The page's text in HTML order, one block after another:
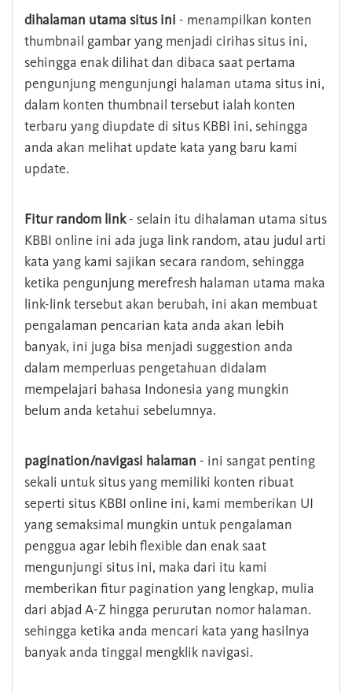
dihalaman utama situs ini - menampilkan konten
thumbnail gambar yang menjadi cirihas situs ini,
sehingga enak dilihat dan dibaca saat pertama
pengunjung mengunjungi halaman utama situs ini,
dalam konten thumbnail tersebut ialah konten
terbaru yang diupdate di situs KBBI ini, sehingga
anda akan melihat update kata yang baru kami
update.
Fitur random link- selain itu dihalaman utama situs
KBBI online ini ada juga link random, atau judul arti
kata yang kami sajikan secara random, sehingga
ketika pengunjung merefresh halaman utama maka
link-link tersebut akan berubah, ini akan membuat
pengalaman pencarian kata anda akan lebih
banyak, ini juga bisa menjadi suggestion anda
dalam memperluas pengetahuan didalam
mempelajari bahasa Indonesia yang mungkin
belum anda ketahui sebelumnya.
pagination/navigasi halaman - ini sangat penting
sekali untuk situs yang memiliki konten ribuat
seperti situs KBBI online ini, kami memberikan UI
yang semaksimal mungkin untuk pengalaman
penggua agar lebih flexible dan enak saat
mengunjungi situs ini, maka dari itu kami
memberikan fitur pagination yang lengkap, mulia
dari abjad A-Z hingga perurutan nomor halaman.
sehingga ketika anda mencari kata yang hasilnya
banyak anda tinggal mengklik navigasi.